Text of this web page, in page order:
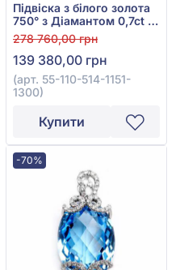
Підвіска з білого золота
750° з Діамантом 0,7ct та
Червоним Рубіном
3,15ct, арт. 55-110-514-
1151-1300
278 760,00 грн
139 380,00 грн
(арт. 55-110-514-1151-
1300)
Купити
-70%